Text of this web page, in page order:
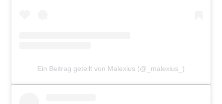
Ein Beitrag geteilt von Malexius (@_malexius_)